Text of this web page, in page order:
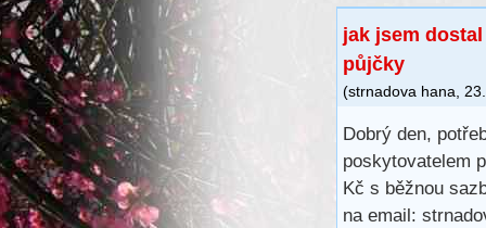
jak jsem
půjčky
(strnadova hana
Dobrý den,
poskytovatelem
Kč s běžnou
na email: